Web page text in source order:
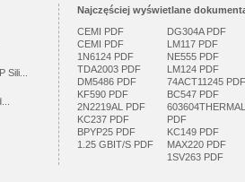
Sili...
Najczęściej wyświetlane
CEMI PDF
CEMI PDF
1N6124 PDF
TDA2003 PDF
DM5486 PDF
KF590 PDF
2N2219AL PDF
KC237 PDF
BPYP25 PDF
1.25 GBIT/S PDF
DG304A PDF
LM117 PDF
NE555 PDF
LM124 PDF
74ACT11245 PDF
BC547 PDF
603604THERMAL
PDF
KC149 PDF
MAX220 PDF
1SV263 PDF